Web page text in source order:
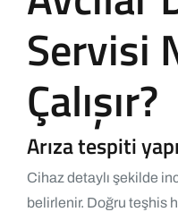
Servisi
Çalışır?
Arıza tespiti
Cihaz detaylı şekilde
belirlenir. Doğru teşhis